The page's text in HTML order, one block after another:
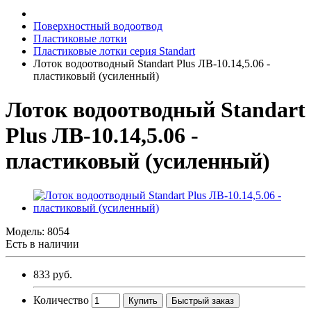
Поверхностный водоотвод
Пластиковые лотки
Пластиковые лотки серия Standart
Лоток водоотводный Standart Plus ЛВ-10.14,5.06 -
пластиковый (усиленный)
Лоток водоотводный Standart
Plus ЛВ-10.14,5.06 -
пластиковый (усиленный)
Модель: 8054
Есть в наличии
833 руб.
Количество Купить Быстрый заказ